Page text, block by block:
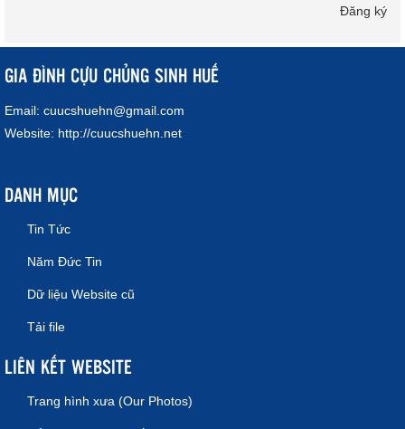
Đăng ký
GIA ĐÌNH CỰU CHỦNG SINH HUẾ
Email: cuucshuehn@gmail.com
Website: http://cuucshuehn.net
DANH MỤC
Tin Tức
Năm Đức Tin
Dữ liệu Website cũ
Tải file
LIÊN KẾT WEBSITE
Trang hình xưa (Our Photos)